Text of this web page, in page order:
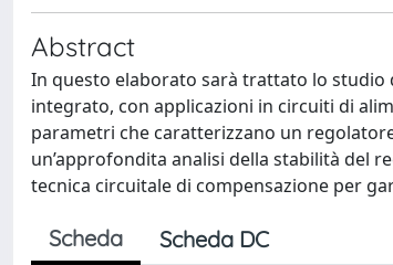
Abstract
In questo elaborato sarà trattato lo
integrato, con applicazioni in circuiti di
parametri che caratterizzano un
un’approfondita analisi della stabilità del
tecnica circuitale di compensazione per
Scheda Scheda DC